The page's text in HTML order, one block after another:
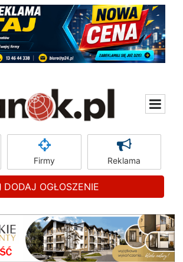
Firmy Reklama
DODAJ OGŁOSZENIE